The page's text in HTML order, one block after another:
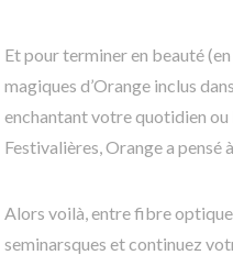
Et pour terminer en beauté
magiques d’Orange inclus
enchantant votre quotidien
Festivalières, Orange a
Alors voilà, entre fibre
seminarsques et continuez